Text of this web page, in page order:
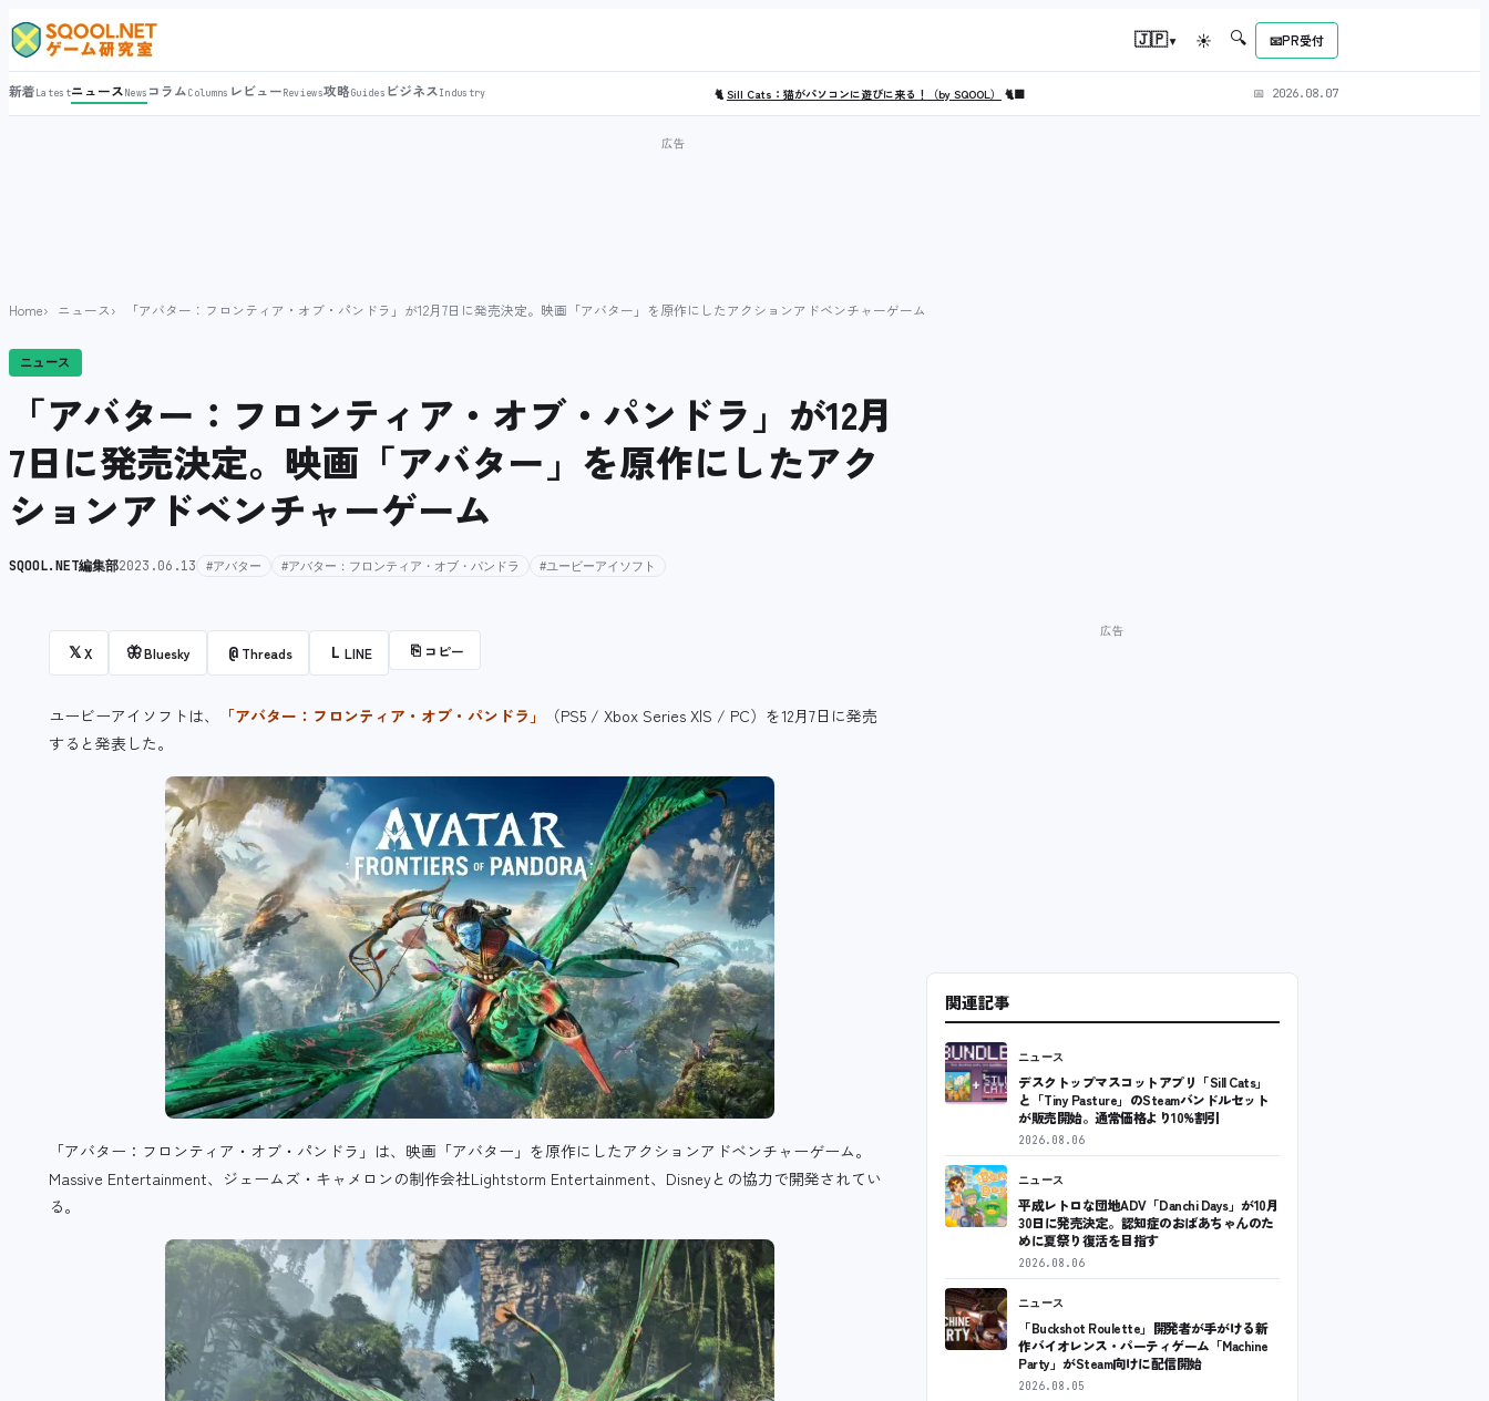
🇯🇵▾ ☀ 🔍 📧PR受付
新着LatestニュースNews コラムColumns レビューReviews攻略Guides ビジネスIndustry 🐈Sill Cats：猫がパソコンに遊びに来る！（by SQOOL） 🐈‍⬛ 📅 2026.08.07
Home ニュース 「アバター：フロンティア・オブ・パンドラ」が12月7日に発売決定。映画「アバター」を原作にしたアクションアドベンチャーゲーム
ニュース
「アバター：フロンティア・オブ・パンドラ」が12月
7日に発売決定。映画「アバター」を原作にしたアク
ションアドベンチャーゲーム
SQOOL.NET編集部2023.06.13 #アバター #アバター：フロンティア・オブ・パンドラ #ユービーアイソフト
𝕏X 🦋Bluesky @ Threads L LINE ⎘ コピー
ユービーアイソフトは、 「アバター：フロンティア・オブ・パンドラ」
（PS5 / Xbox Series X|S / PC）を12月7日に発売
すると発表した。
「アバター：フロンティア・オブ・パンドラ」は、映画「アバター」を原作にしたアクションアドベンチャーゲーム。
Massive Entertainment、ジェームズ・キャメロンの制作会社Lightstorm Entertainment、Disneyとの協力で開発されてい
る。
関連記事
ニュース
デスクトップマスコットアプリ「Sill Cats」
と「Tiny Pasture」のSteamバンドルセット
が販売開始。通常価格より10%割引
2026.08.06
ニュース
平成レトロな団地ADV「Danchi Days」が10月
30日に発売決定。認知症のおばあちゃんのた
めに夏祭り復活を目指す
2026.08.06
ニュース
「Buckshot Roulette」開発者が手がける新
作バイオレンス・パーティゲーム「Machine
Party」がSteam向けに配信開始
2026.08.05